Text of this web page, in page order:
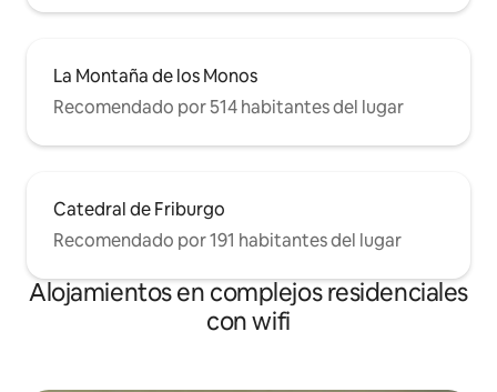
La Montaña de los Monos
Recomendado por 514 habitantes del lugar
Catedral de Friburgo
Recomendado por 191 habitantes del lugar
Alojamientos en complejos residenciales
con wifi